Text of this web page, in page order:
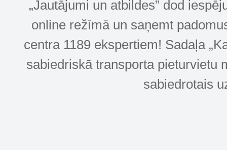
„Jautājumi un atbildes” dod
online režīmā un saņemt
centra 1189 ekspertiem! Sadaļa
sabiedriskā transporta pieturvietu
sabiedrotais